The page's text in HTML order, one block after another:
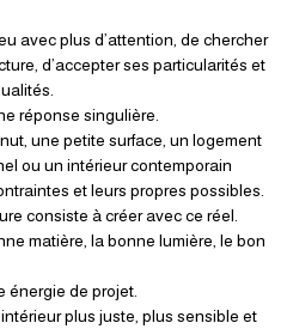
avec plus d’attention, de chercher
d’accepter ses particularités et
réponse singulière.
une petite surface, un logement
ou un intérieur contemporain
et leurs propres possibles.
consiste à créer avec ce réel.
matière, la bonne lumière, le bon
énergie de projet.
plus juste, plus sensible et